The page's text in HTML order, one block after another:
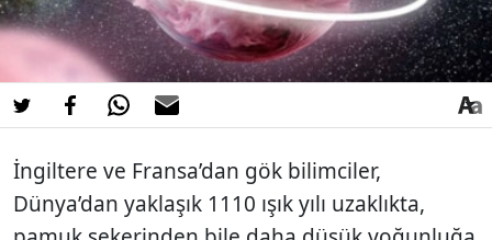
İngiltere ve Fransa’dan gök bilimciler,
Dünya’dan yaklaşık 1110 ışık yılı uzaklıkta,